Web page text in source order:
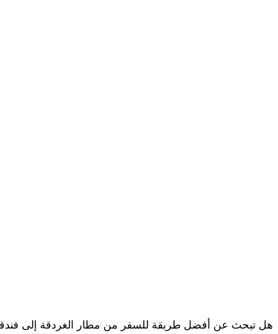
هل تبحث عن أفضل طريقة للسفر من مطار الغردقة إلى